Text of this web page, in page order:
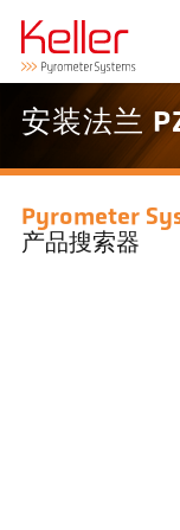
安装法兰
Pyrometer
产品搜索器